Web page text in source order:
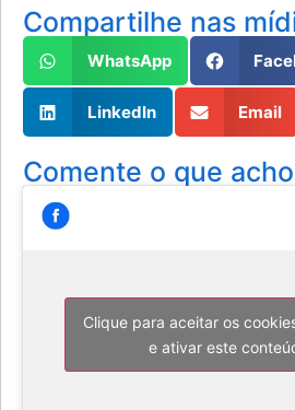
Compartilhe nas
WhatsApp
LinkedIn Email
Comente o que
Clique para aceitar os
e ativar este